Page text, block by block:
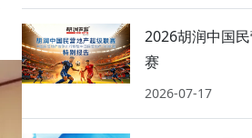
2026胡润中国
赛
2026-07-17